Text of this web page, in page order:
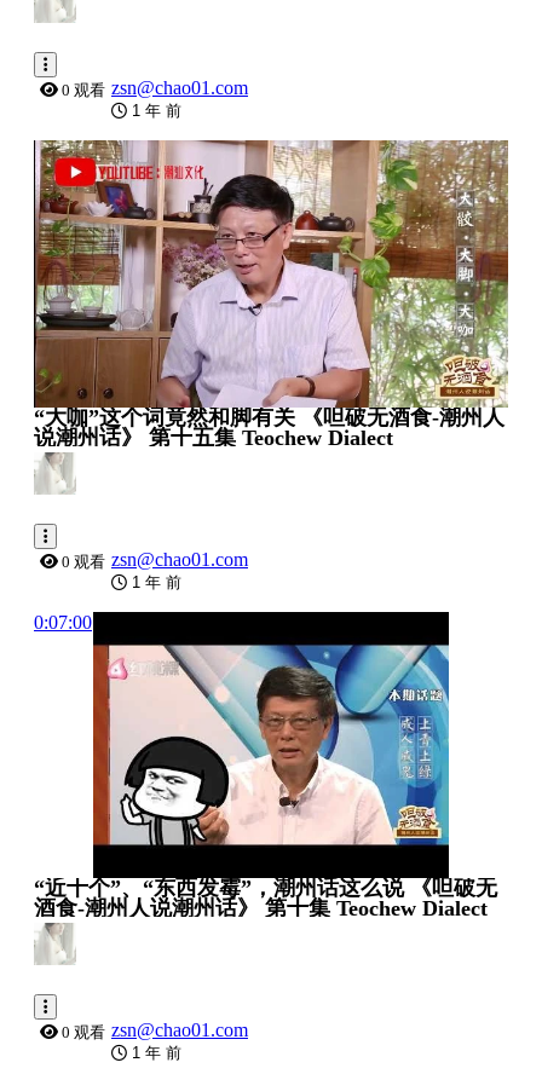
0 观看 zsn@chao01.com
1 年 前
0:07:03
“大咖”这个词竟然和脚有关 《呾破无酒食-潮州人
说潮州话》 第十五集 Teochew Dialect
0 观看 zsn@chao01.com
1 年 前
0:07:00
“近十个”、“东西发霉”，潮州话这么说 《呾破无
酒食-潮州人说潮州话》 第十集 Teochew Dialect
0 观看 zsn@chao01.com
1 年 前